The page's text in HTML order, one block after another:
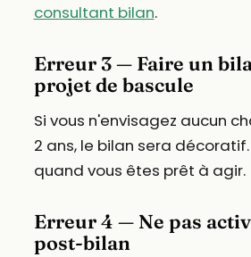
consultant bilan.
Erreur 3 — Faire un
projet de bascule
Si vous n'envisagez aucun
2 ans, le bilan sera
quand vous êtes prêt à agir.
Erreur 4 — Ne pas
post-bilan